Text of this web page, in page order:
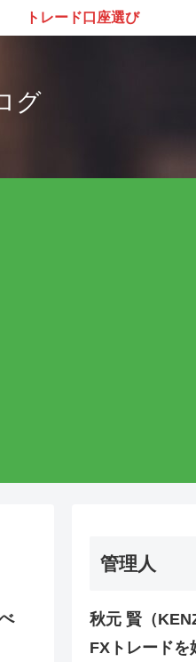
グ
トレード口座選び
管理人
秋元 賢（
FXトレードを